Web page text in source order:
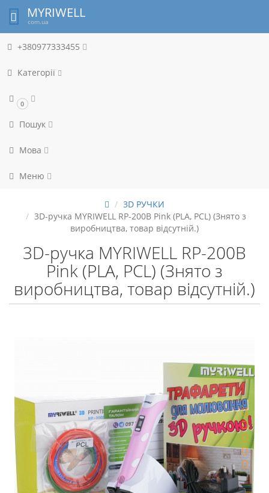
MYRIWELL
com.ua
+380977333455
Категорії
0
Пошук
Мова
Меню
3D РУЧКИ
3D-ручка MYRIWELL RP-200B Pink (PLA, PCL) (Знято з
виробництва, товар відсутній.)
3D-ручка MYRIWELL RP-200B
Pink (PLA, PCL) (Знято з
виробництва, товар відсутній.)